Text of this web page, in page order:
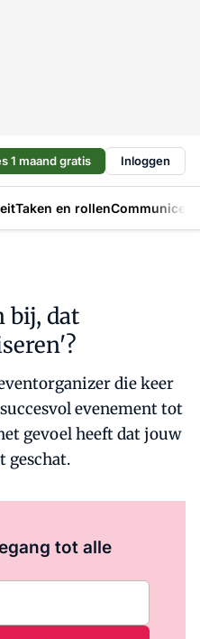
1 maand gratis Inloggen
Taken en rollen
bij, dat
die keer
evenement tot
gevoel heeft dat jouw
geschat.
tot alle